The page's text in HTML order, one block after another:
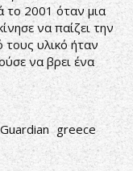
το 2001 όταν μια
να παίζει την
υλικό ήταν
να βρει ένα
greece